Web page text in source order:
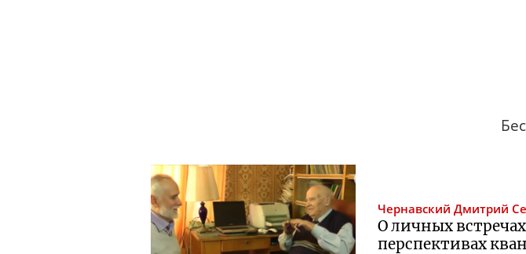
Чернавский Дмитрий
О личных
перспективах